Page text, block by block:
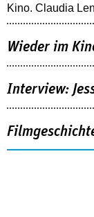
Kino. Claudia
Wieder im
Interview: